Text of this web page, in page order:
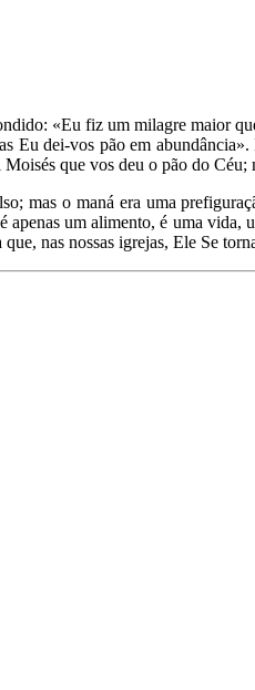
«Eu fiz um milagre maior
dei-vos pão em abundância».
que vos deu o pão do
mas o maná era uma
um alimento, é uma
nas nossas igrejas, Ele Se